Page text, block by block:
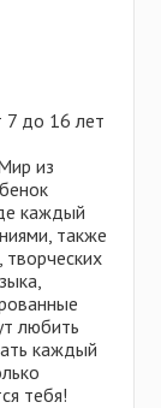
7 до 16 лет
из
каждый
также
любить
каждый
тебя!